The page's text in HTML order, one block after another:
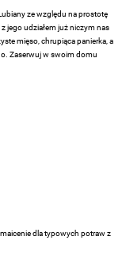
ze względu na prostotę
jego udziałem już niczym nas
mięso, chrupiąca panierka, a
Zaserwuj w swoim domu
dla typowych potraw z